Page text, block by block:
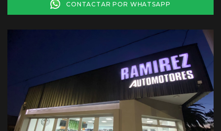
CONTACTAR POR WHATSAPP